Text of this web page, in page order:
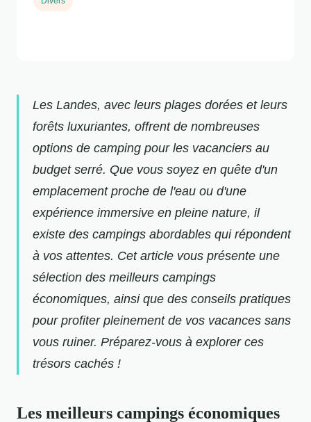
Les Landes, avec leurs plages dorées et leurs
forêts luxuriantes, offrent de nombreuses
options de camping pour les vacanciers au
budget serré. Que vous soyez en quête d'un
emplacement proche de l'eau ou d'une
expérience immersive en pleine nature, il
existe des campings abordables qui répondent
à vos attentes. Cet article vous présente une
sélection des meilleurs campings
économiques, ainsi que des conseils pratiques
pour profiter pleinement de vos vacances sans
vous ruiner. Préparez-vous à explorer ces
trésors cachés !
Les meilleurs campings économiques